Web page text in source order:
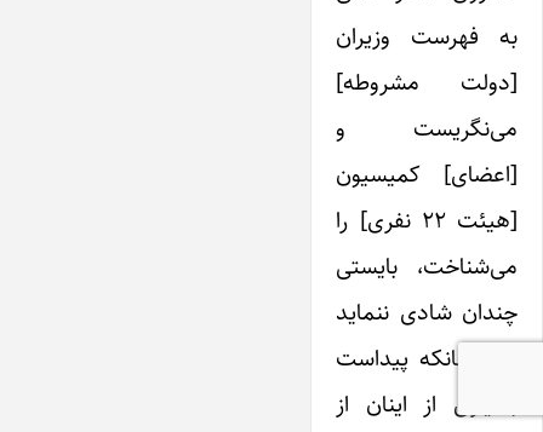
به فهرست وزیران
[دولت مشروطه]
می‌نگریست و
[اعضای] کمیسیون
[هیئت ۲۲ نفری] را
می‌شناخت، بایستی
چندان شادی ننماید
زیرا چنانکه پیداست
بسیاری از اینان از